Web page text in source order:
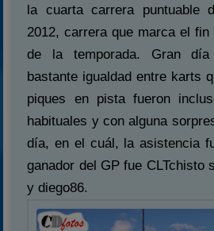
la cuarta carrera puntuable
2012, carrera que marca el
de la temporada. Gran
bastante igualdad entre karts
piques en pista fueron
habituales y con alguna
día, en el cuál, la asistencia
ganador del GP fue CLTchisto
y diego86.